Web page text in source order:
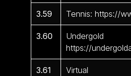
3.59 Tennis: https://
3.60
https://
3.61